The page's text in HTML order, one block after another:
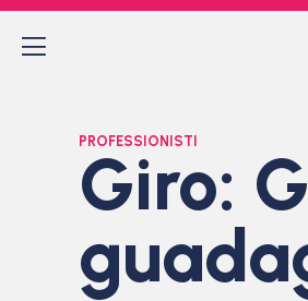
PROFESSIONISTI
Giro: